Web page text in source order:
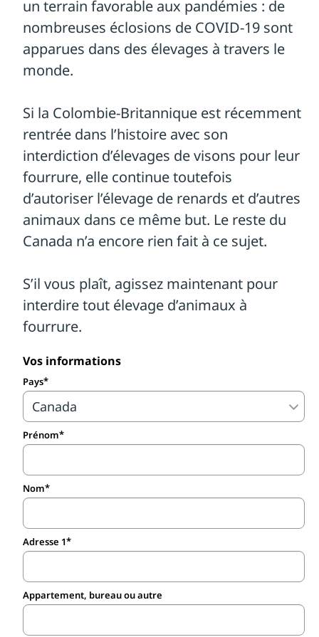
Vos informations
Pays
Prénom
Nom
Adresse 1
Appartement, bureau ou autre